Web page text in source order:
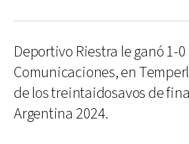
Deportivo Riestra le ganó 1-0
Comunicaciones, en
de los treintaidosavos de
Argentina 2024.